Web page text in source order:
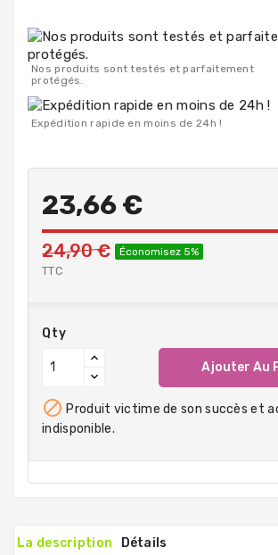
Nos produits sont testés et parfaitement
protégés.
Expédition rapide en moins de 24h !
23,66 €
24,90 € Économisez 5%
TTC
Qty
Ajouter Au
 Produit victime de son succès et
indisponible.
La description Détails